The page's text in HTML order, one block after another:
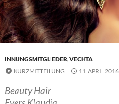
INNUNGSMITGLIEDER,VECHTA
KURZMITTEILUNG
11. APRIL 2016
Beauty Hair